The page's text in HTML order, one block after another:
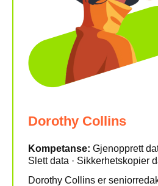
Dorothy Collins
Kompetanse: Gjenopprett
Slett data · Sikkerhetskopier
Dorothy Collins er